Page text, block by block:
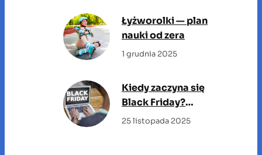
Łyżworolki — plan
nauki od zera
1 grudnia 2025
Kiedy zaczyna się
Black Friday?
Sprawdź, kiedy
25 listopada 2025